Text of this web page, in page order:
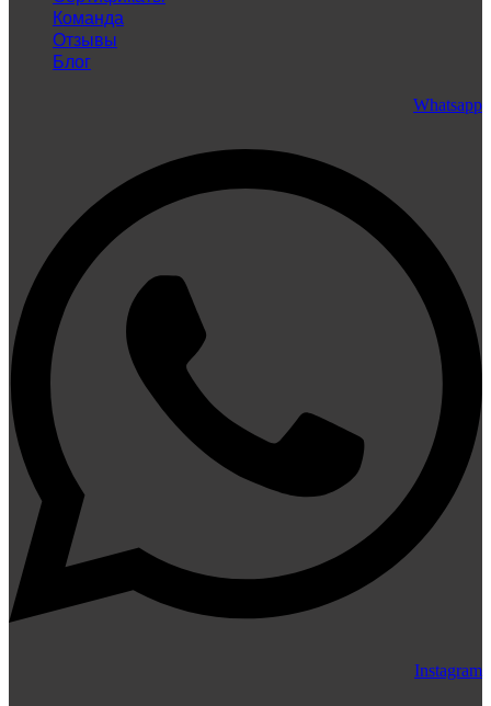
Команда
Отзывы
Блог
Whatsapp
Instagram